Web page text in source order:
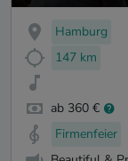
Hamburg
147 km
ab 360 €
Firmenfeier